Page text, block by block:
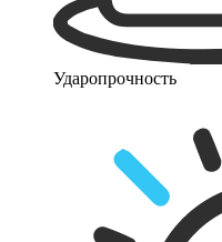
Ударопрочность